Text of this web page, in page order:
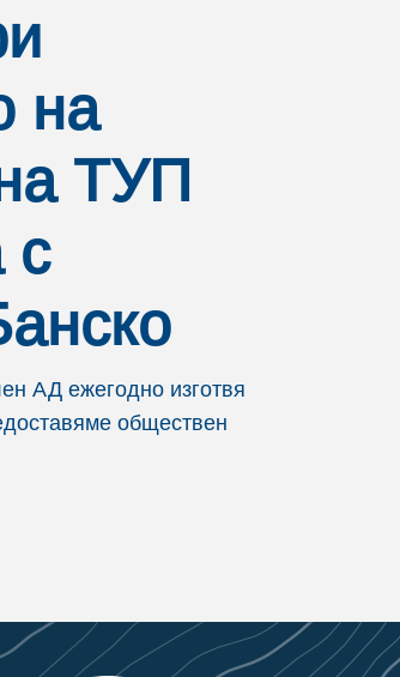
на
ТУП
с
АД ежегодно изготвя
обществен